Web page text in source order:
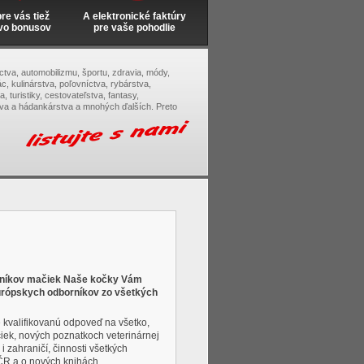
vás tiež
bonusov
A elektronické faktúry
pre vaše pohodlie
automobilizmu, športu, zdravia, módy,
kulinárstva, poľovníctva, rybárstva,
turistiky, cestovateľstva, fantasy,
a hádankárstva a mnohých ďalších. Preto
mačiek Naše kočky Vám
odborníkov zo všetkých
odpoveď na všetko,
nových poznatkoch veterinárnej
zahraničí, činnosti všetkých
a o nových knihách.